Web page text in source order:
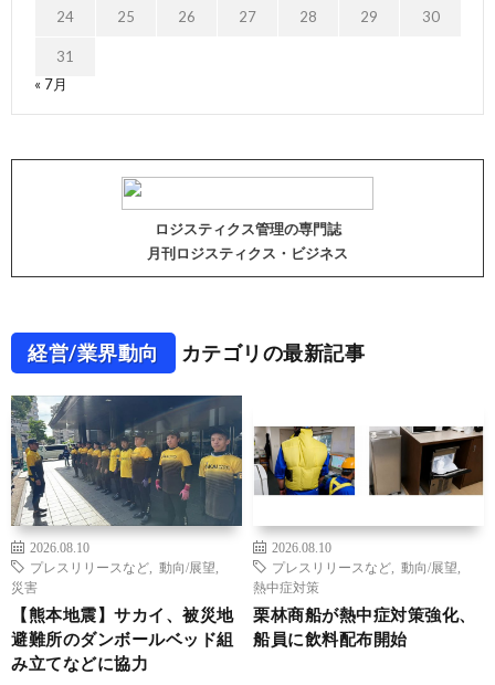
24 25 26 27 28 29 30
31
« 7月
ロジスティクス管理の専門誌
月刊ロジスティクス・ビジネス
経営/業界動向 カテゴリの最新記事
2026.08.10
プレスリリースなど
動向/展望
災害
【熊本地震】サカイ、被災地
避難所のダンボールベッド組
み立てなどに協力
2026.08.10
プレスリリースなど
動向/展望
熱中症対策
栗林商船が熱中症対策強化、
船員に飲料配布開始